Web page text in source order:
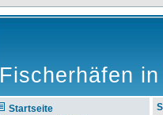
Fischerhäfen
Startseite